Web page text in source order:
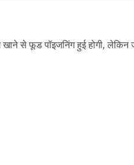
खाने से फूड पॉइजनिंग हुई होगी,